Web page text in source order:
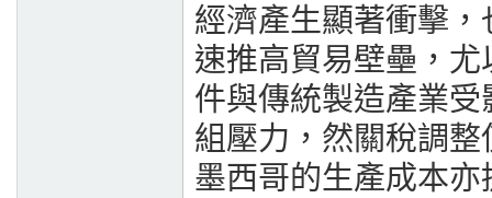
經濟產生顯著衝擊
速推高貿易壁壘，
件與傳統製造產業
組壓力，然關稅調
墨西哥的生產成本